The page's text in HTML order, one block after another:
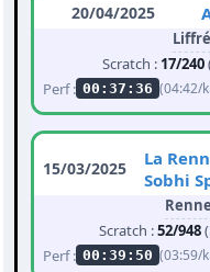
20/04/2025
Liffré
Scratch : 17/240
Perf : 00:37:36 (04:42/
15/03/2025
La
Sobhi
Scratch :52/948
Perf : 00:39:50 (03:59/